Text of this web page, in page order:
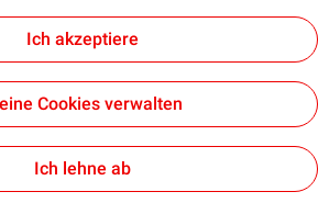
in Luxemburg
Hinweis
Cookies
die für das reibungslose
erforderlichen technischen
Informationen finden Sie auf
Schutz personenbezogener Daten
Ich akzeptiere
Cookies verwalten
Ich lehne ab